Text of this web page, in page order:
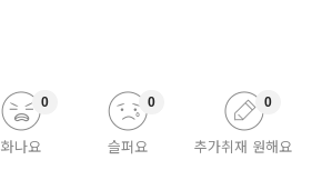
화나요
0
슬퍼요
0
추가취재 원해요
0